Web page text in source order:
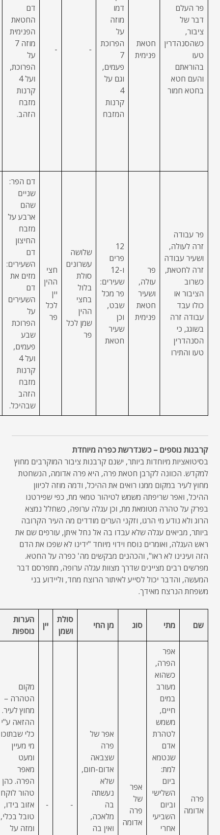
פר העלם
דבר של
ציבור,
כשהסנהדרין
טעו
בהוראתם
והעם חטא
בחטא חמור
חטאת
פנימית
דמו
מוזה
על
הפרוכת
7
פעמים,
וגם על
4
קרנות
המזבח
-
-
דם
החטאת
הפנימית
מוזה 7
על
הפרוכת,
ועל 4
קרנות
מזבח
הזהב.
פר עבודה
זרה לעולה,
ושעיר עבודה
זרה לחטאת,
כשרוב
הציבור או
כולו עבד
עבודה זרה
בשוגג, כי
הסנהדרין
טעו והתירו
פר
עולה,
ושעיר
חטאת
פנימית
12
פרים
ו-12
שעירים:
פר מכל
שבט,
וכן
שעיר
חטאת
שלושה
עשרונים
סולת
בלול
בחצי
ההין
שמן לכל
פר
חצי
ההין
יין
לכל
פר
דם הפר:
שניים
שהם
ארבע על
מזבח
החיצון
דם
השעירים:
מזים את
דם
השעירים
על
הפרוכת
שבע
פעמים,
ועל 4
קרנות
מזבח
הזהב
שבהיכל.
קרבנות נוספים – כשנדרשת כפרה מיוחדת
בסיטואציות מיוחדות ביותר, ישנם קרבנות ציבור המוקרבים מחוץ
למקדש. הכוונה לקרבן חטאת פרה, היא פרה אדומה, הנשחטת
מחוץ לעיר במקום ממנו רואים את ההיכל, ודמה מוזה לכיוון
ההיכל, ואפר שריפתה משמש לטיהור טמאי מת, כפי שפירטנו
בפרק על טהרה מטומאת מת, וכן עגלה ערופה, כשחלל נמצא
הרוג ולא נודע מי הרגו, וזקני הערים מודדים מה העיר הקרובה
ביותר, מביאים עגלה שלא עבדו בה אל נחל איתן, עורפים שם את
ראש העגלה, ואומרים נוסח וידוי מיוחד "ידינו לא שפכו את הדם
הזה ועינינו לא ראו", והכהנים מבקשים מה' כפרה על החטא.
מפרשים רבים מציינים שדרך מצוות עגלה ערופה, מתפרסם דבר
המעשה, והדבר יכול לסייע לאיתור הרוצח מחד, וליידוע בני
משפחת הנרצח מאידך.
שם מתי סוג מן החי
סולת
ושמן
יין
הערות
נוספות
פרה
אדומה
אפר
הפרה,
כשהוא
מעורב
במים
חיים,
משמש
לטהרת
אדם
שנטמא
למת:
ביום
השלישי
וביום
השביעי
אחרי
אפר
של
פרה
אדומה
אפר של
פרה
שצבאה
אדום-חום,
שלא
נעשתה
בה
מלאכה,
ואין בה
-
-
מקום
הטהרה –
מחוץ לעיר.
ההזאה ע"י
כלי שבתוכו
מי מעיין
ומעט
מאפר
הפרה. כהן
טהור לוקח
אזוב בידו,
טובל בכלי,
ומזה על